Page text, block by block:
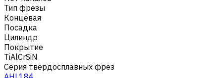
Тип фрезы
Концевая
Посадка
Цилиндр
Покрытие
TiAlCrSiN
Серия твердосплавных фрез